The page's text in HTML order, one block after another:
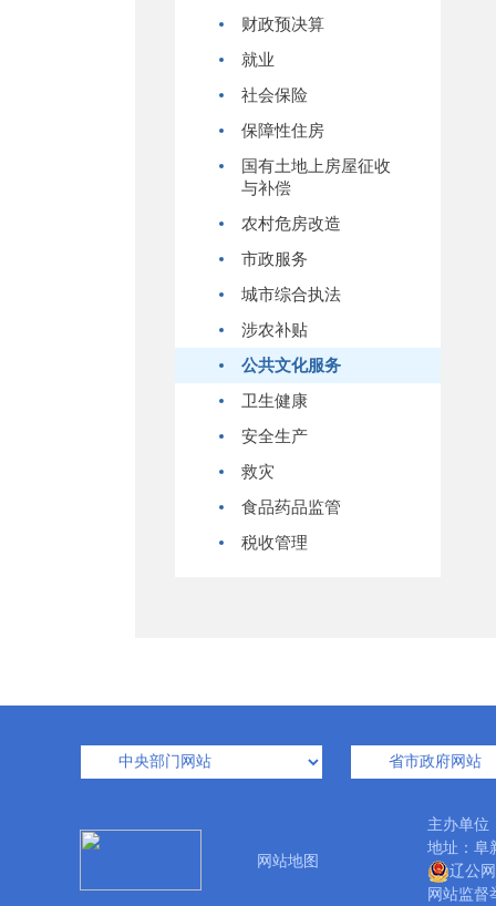
财政预决算
就业
社会保险
保障性住房
国有土地上房屋征收
与补偿
农村危房改造
市政服务
城市综合执法
涉农补贴
公共文化服务
卫生健康
安全生产
救灾
食品药品监管
税收管理
网站地图
主办单
地址：
辽公
网站监督